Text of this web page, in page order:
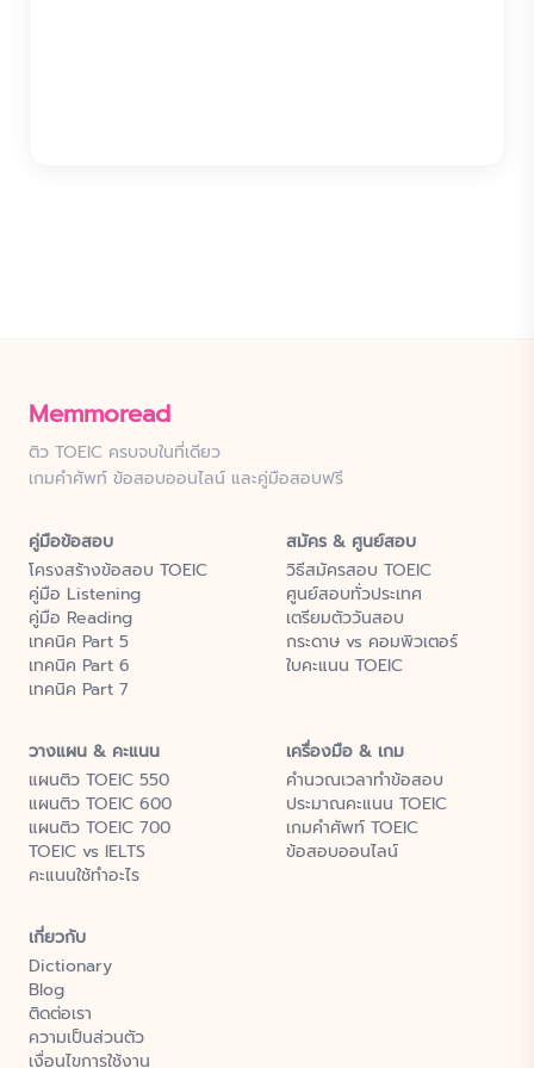
Memmoread
ติว TOEIC ครบจบในที่เดียว
เกมคำศัพท์ ข้อสอบออนไลน์ และคู่มือสอบฟรี
คู่มือข้อสอบ
โครงสร้างข้อสอบ TOEIC
คู่มือ Listening
คู่มือ Reading
เทคนิค Part 5
เทคนิค Part 6
เทคนิค Part 7
สมัคร & ศูนย์สอบ
วิธีสมัครสอบ TOEIC
ศูนย์สอบทั่วประเทศ
เตรียมตัววันสอบ
กระดาษ vs คอมพิวเตอร์
ใบคะแนน TOEIC
วางแผน & คะแนน
แผนติว TOEIC 550
แผนติว TOEIC 600
แผนติว TOEIC 700
TOEIC vs IELTS
คะแนนใช้ทำอะไร
เครื่องมือ & เกม
คำนวณเวลาทำข้อสอบ
ประมาณคะแนน TOEIC
เกมคำศัพท์ TOEIC
ข้อสอบออนไลน์
เกี่ยวกับ
Dictionary
Blog
ติดต่อเรา
ความเป็นส่วนตัว
เงื่อนไขการใช้งาน